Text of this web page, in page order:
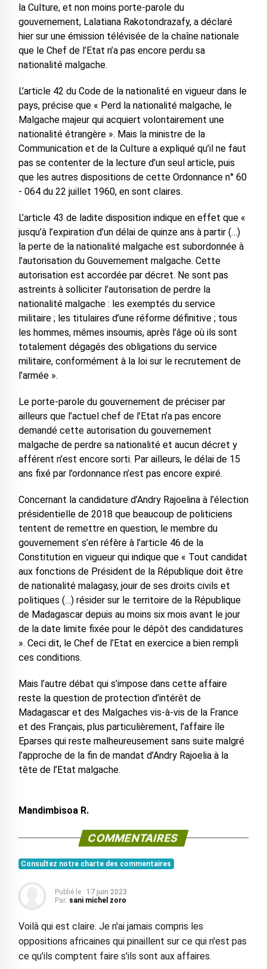
la Culture, et non moins porte-parole du
gouvernement, Lalatiana Rakotondrazafy, a déclaré
hier sur une émission télévisée de la chaîne nationale
que le Chef de l’Etat n’a pas encore perdu sa
nationalité malgache.
L’article 42 du Code de la nationalité en vigueur dans le
pays, précise que « Perd la nationalité malgache, le
Malgache majeur qui acquiert volontairement une
nationalité étrangère ». Mais la ministre de la
Communication et de la Culture a expliqué qu’il ne faut
pas se contenter de la lecture d’un seul article, puis
que les autres dispositions de cette Ordonnance n° 60
- 064 du 22 juillet 1960, en sont claires.
L’article 43 de ladite disposition indique en effet que «
jusqu’à l’expiration d’un délai de quinze ans à partir (…)
la perte de la nationalité malgache est subordonnée à
l’autorisation du Gouvernement malgache. Cette
autorisation est accordée par décret. Ne sont pas
astreints à solliciter l’autorisation de perdre la
nationalité malgache : les exemptés du service
militaire ; les titulaires d’une réforme définitive ; tous
les hommes, mêmes insoumis, après l’âge où ils sont
totalement dégagés des obligations du service
militaire, conformément à la loi sur le recrutement de
l’armée ».
Le porte-parole du gouvernement de préciser par
ailleurs que l’actuel chef de l’Etat n’a pas encore
demandé cette autorisation du gouvernement
malgache de perdre sa nationalité et aucun décret y
afférent n’est encore sorti. Par ailleurs, le délai de 15
ans fixé par l’ordonnance n’est pas encore expiré.
Concernant la candidature d’Andry Rajoelina à l’élection
présidentielle de 2018 que beaucoup de politiciens
tentent de remettre en question, le membre du
gouvernement s’en réfère à l’article 46 de la
Constitution en vigueur qui indique que « Tout candidat
aux fonctions de Président de la République doit être
de nationalité malagasy, jouir de ses droits civils et
politiques (…) résider sur le territoire de la République
de Madagascar depuis au moins six mois avant le jour
de la date limite fixée pour le dépôt des candidatures
». Ceci dit, le Chef de l’Etat en exercice a bien rempli
ces conditions.
Mais l’autre débat qui s’impose dans cette affaire
reste la question de protection d’intérêt de
Madagascar et des Malgaches vis-à-vis de la France
et des Français, plus particulièrement, l’affaire île
Eparses qui reste malheureusement sans suite malgré
l’approche de la fin de mandat d’Andry Rajoelia à la
tête de l’Etat malgache.
Mandimbisoa R.
COMMENTAIRES
Consultez notre charte des commentaires
Publié le : 17 juin 2023
Par: sani michel zoro
Voilà qui est claire. Je n'ai jamais compris les
oppositions africaines qui pinaillent sur ce qui n'est pas
ce qu'ils comptent faire s'ils sont aux affaires.